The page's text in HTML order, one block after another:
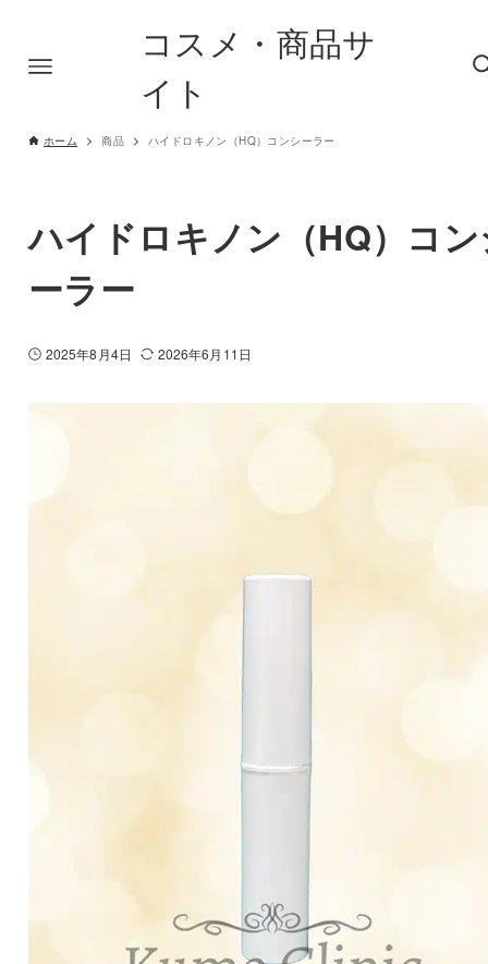
コスメ・商品サ
イト
ホーム 商品 ハイドロキノン（HQ）コンシーラー
ハイドロキノン（HQ）コ
ーラー
2025年8月4日 2026年6月11日